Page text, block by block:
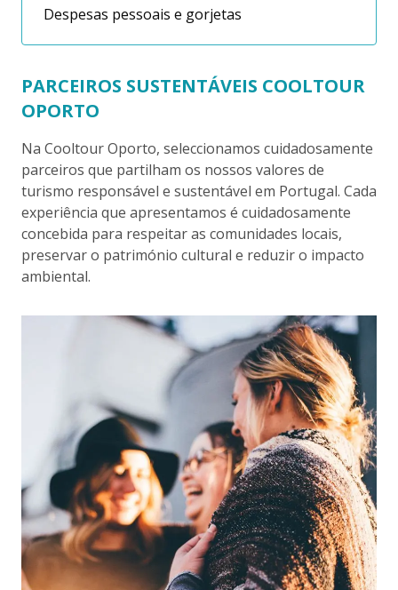
Despesas pessoais e gorjetas
PARCEIROS SUSTENTÁVEIS COOLTOUR
OPORTO
Na Cooltour Oporto, seleccionamos cuidadosamente
parceiros que partilham os nossos valores de
turismo responsável e sustentável em Portugal. Cada
experiência que apresentamos é cuidadosamente
concebida para respeitar as comunidades locais,
preservar o património cultural e reduzir o impacto
ambiental.